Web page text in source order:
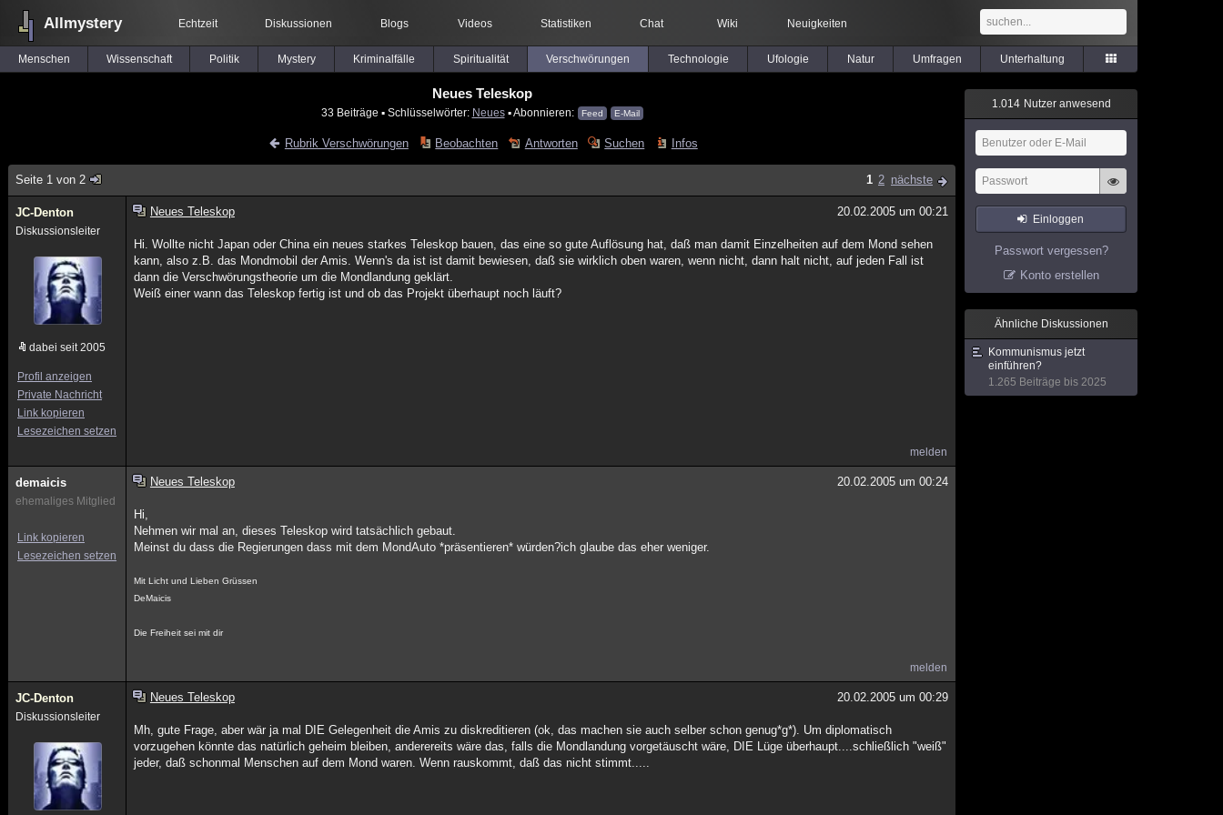
Allmystery Echtzeit Diskussionen Blogs Videos Statistiken Chat Wiki Neuigkeiten
Menschen Wissenschaft Politik Mystery Kriminalfälle Spiritualität Verschwörungen Technologie Ufologie Natur Umfragen Unterhaltung
Neues Teleskop
33 Beiträge ▪ Schlüsselwörter: Neues▪ Abonnieren: Feed E-Mail
Rubrik Verschwörungen Beobachten Antworten Suchen Infos
Seite 1 von 2 1 2 nächste
JC-Denton
Diskussionsleiter
dabei seit 2005
Profil anzeigen
Private Nachricht
Link kopieren
Lesezeichen setzen
Neues Teleskop 20.02.2005 um 00:21
Hi. Wollte nicht Japan oder China ein neues starkes Teleskop bauen, das eine so gute Auflösung hat, daß man damit Einzelheiten auf dem Mond sehen
kann, also z.B. das Mondmobil der Amis. Wenn's da ist ist damit bewiesen, daß sie wirklich oben waren, wenn nicht, dann halt nicht, auf jeden Fall ist
dann die Verschwörungstheorie um die Mondlandung geklärt.
Weiß einer wann das Teleskop fertig ist und ob das Projekt überhaupt noch läuft?
melden
demaicis
ehemaliges Mitglied
Link kopieren
Lesezeichen setzen
Neues Teleskop 20.02.2005 um 00:24
Hi,
Nehmen wir mal an, dieses Teleskop wird tatsächlich gebaut.
Meinst du dass die Regierungen dass mit dem MondAuto *präsentieren* würden?ich glaube das eher weniger.
Mit Licht und Lieben Grüssen
DeMaicis
Die Freiheit sei mit dir
melden
JC-Denton
Diskussionsleiter
Neues Teleskop 20.02.2005 um 00:29
Mh, gute Frage, aber wär ja mal DIE Gelegenheit die Amis zu diskreditieren (ok, das machen sie auch selber schon genug*g*). Um diplomatisch
vorzugehen könnte das natürlich geheim bleiben, anderereits wäre das, falls die Mondlandung vorgetäuscht wäre, DIE Lüge überhaupt....schließlich "weiß"
jeder, daß schonmal Menschen auf dem Mond waren. Wenn rauskommt, daß das nicht stimmt.....
1.014 Nutzer anwesend
Einloggen
Passwort vergessen?
Konto erstellen
Ähnliche Diskussionen
Kommunismus jetzt
einführen?
1.265 Beiträge bis 2025